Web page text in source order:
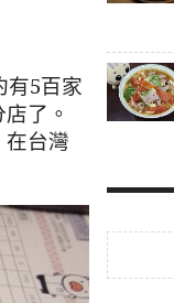
有5百家
了。
在台灣